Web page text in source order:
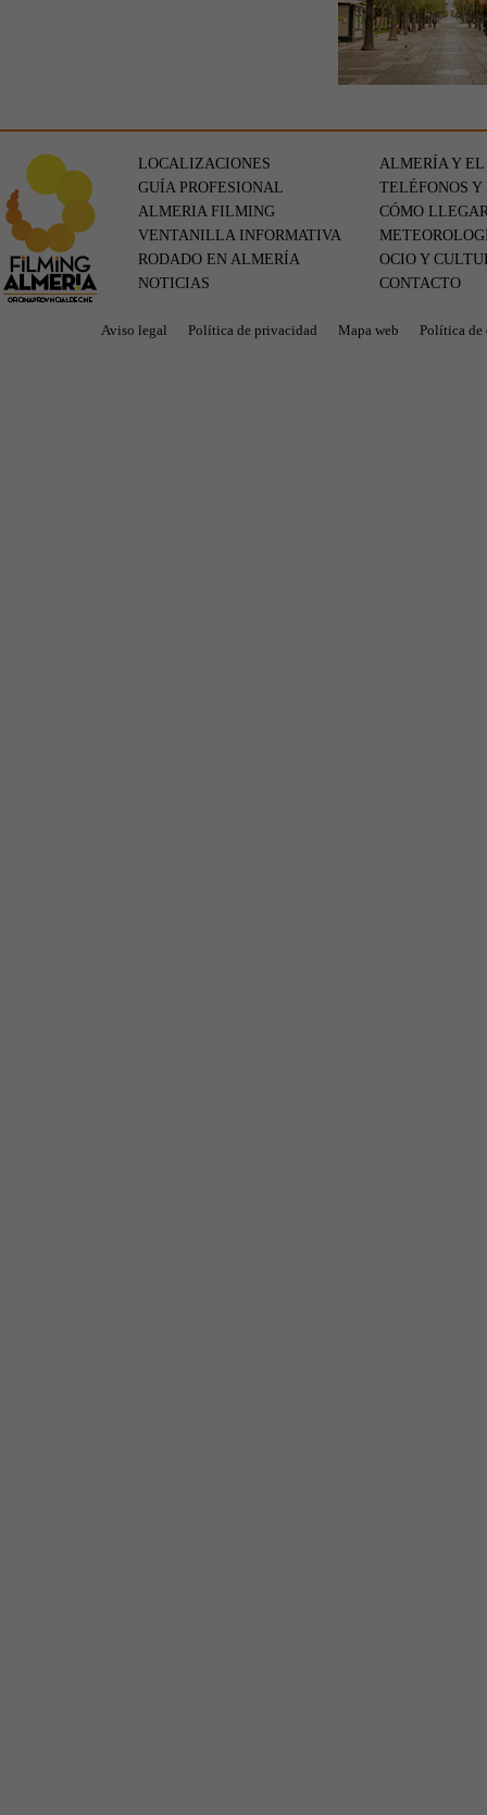
LOCALIZACIONES
GUÍA PROFESIONAL
ALMERIA FILMING
VENTANILLA INFORMATIVA
RODADO EN ALMERÍA
NOTICIAS
ALMERÍA Y EL
TELÉFONOS Y
CÓMO
OCIO Y
CONTACTO
Aviso legal Política de privacidad Mapa web Política de